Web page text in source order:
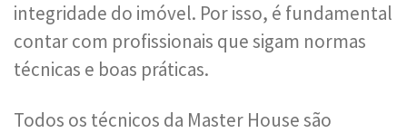
integridade do imóvel. Por isso, é fundamental
contar com profissionais que sigam normas
técnicas e boas práticas.
Todos os técnicos da Master House são